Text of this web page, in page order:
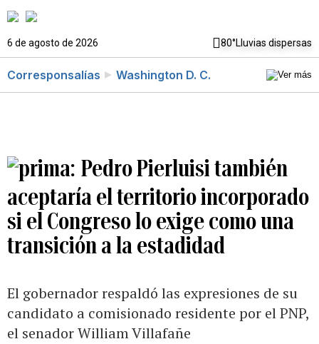
6 de agosto de 2026 80°Lluvias dispersas
Corresponsalías Washington D. C.
Pedro Pierluisi también
aceptaría el territorio incorporado
si el Congreso lo exige como una
transición a la estadidad
El gobernador respaldó las expresiones de su
candidato a comisionado residente por el PNP,
el senador William Villafañe